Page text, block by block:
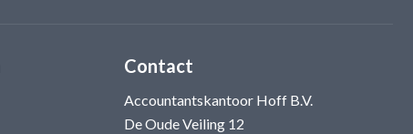
Contact
Accountantskantoor Hoff B.V.
De Oude Veiling 12